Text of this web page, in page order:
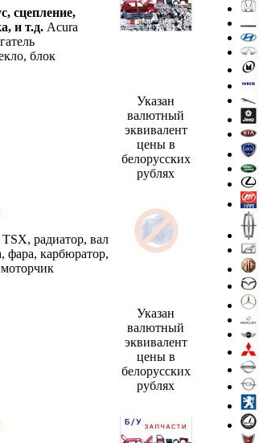
сцепление,
и т.д.Acura
блок
Указан
валютный
эквивалент
цены в
белорусских
рублях
радиатор, вал
фара, карбюратор,
Указан
валютный
эквивалент
цены в
белорусских
рублях